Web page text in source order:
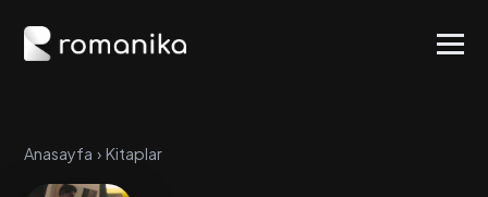
Anasayfa › Kitaplar